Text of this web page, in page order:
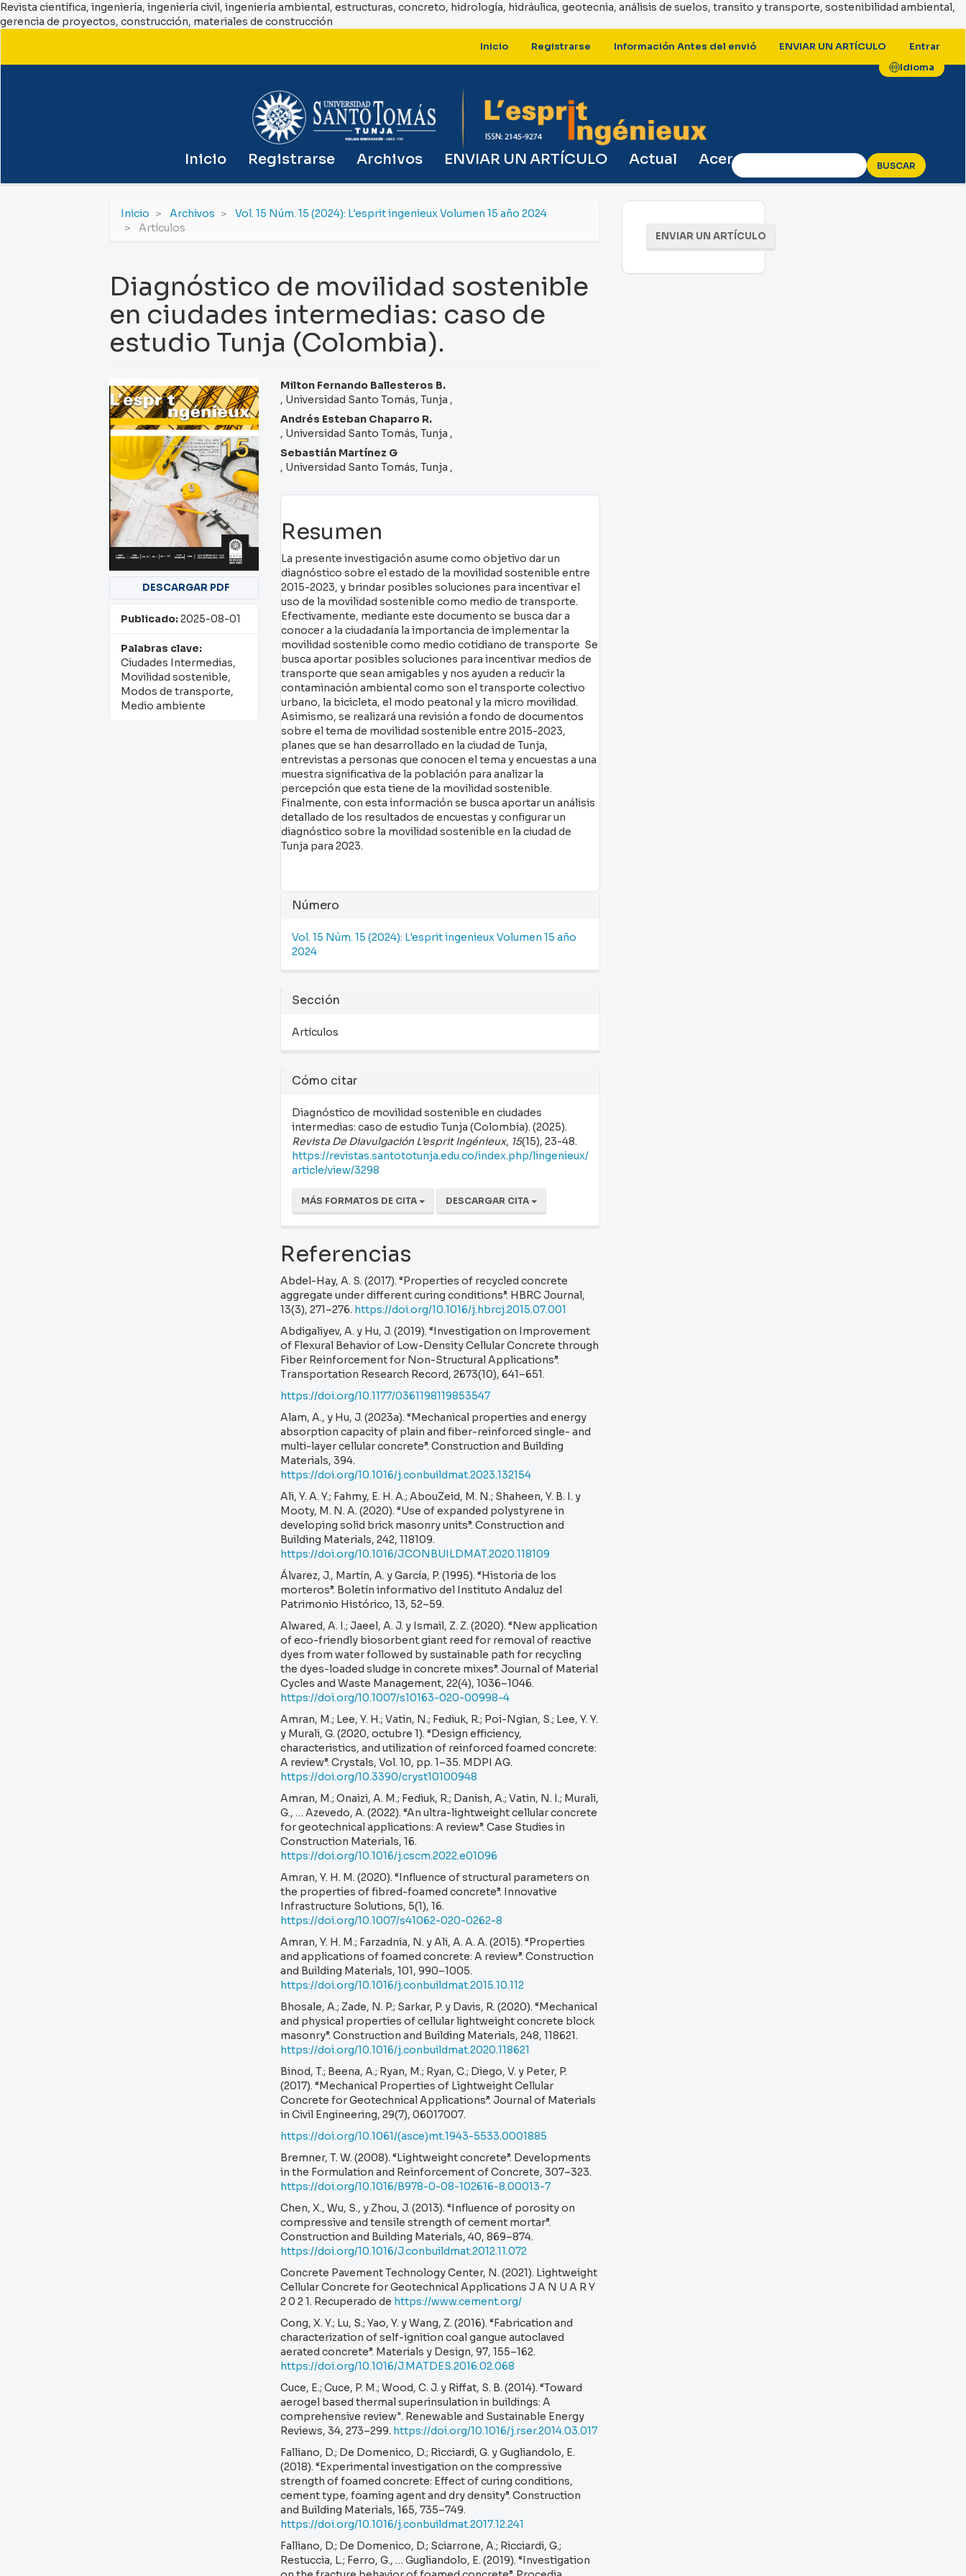
Revista científica, ingeniería, ingeniería civil, ingeniería ambiental, estructuras, concreto, hidrología, hidráulica, geotecnia, análisis de suelos, transito y transporte, sostenibilidad ambiental,
gerencia de proyectos, construcción, materiales de construcción
Contenido
Inicio Registrarse Información Antes del envió ENVIAR UN ARTÍCULO Entrar
Inicio Registrarse Archivos ENVIAR UN ARTÍCULO Actual Acerca de BUSCAR
Inicio Archivos
Vol. 15 Núm. 15 (2024): L'esprit ingenieux Volumen 15 año 2024
Artículos
Diagnóstico de movilidad sostenible
en ciudades intermedias: caso de
estudio Tunja (Colombia).
Barra
lateral
del
artículo
DESCARGAR PDF
Publicado:2025-08-01
Palabras clave:
Ciudades Intermedias,
Movilidad sostenible,
Modos de transporte,
Medio ambiente
Contenido
principal
del
artículo
Milton Fernando Ballesteros B.
, Universidad Santo Tomás, Tunja ,
Andrés Esteban Chaparro R.
, Universidad Santo Tomás, Tunja ,
Sebastián Martínez G
, Universidad Santo Tomás, Tunja ,
Resumen
La presente investigación asume como objetivo dar un
diagnóstico sobre el estado de la movilidad sostenible entre
2015-2023, y brindar posibles soluciones para incentivar el
uso de la movilidad sostenible como medio de transporte.
Efectivamente, mediante este documento se busca dar a
conocer a la ciudadanía la importancia de implementar la
movilidad sostenible como medio cotidiano de transporte Se
busca aportar posibles soluciones para incentivar medios de
transporte que sean amigables y nos ayuden a reducir la
contaminación ambiental como son el transporte colectivo
urbano, la bicicleta, el modo peatonal y la micro movilidad.
Asimismo, se realizará una revisión a fondo de documentos
sobre el tema de movilidad sostenible entre 2015-2023,
planes que se han desarrollado en la ciudad de Tunja,
entrevistas a personas que conocen el tema y encuestas a una
muestra significativa de la población para analizar la
percepción que esta tiene de la movilidad sostenible.
Finalmente, con esta información se busca aportar un análisis
detallado de los resultados de encuestas y configurar un
diagnóstico sobre la movilidad sostenible en la ciudad de
Tunja para 2023.
Detalles
del
artículo
Número
Vol. 15 Núm. 15 (2024): L'esprit ingenieux Volumen 15 año
2024
Sección
Artículos
Cómo citar
Diagnóstico de movilidad sostenible en ciudades
intermedias: caso de estudio Tunja (Colombia). (2025).
Revista De Diavulgación L’esprit Ingénieux, 15(15), 23-48.
https://revistas.santototunja.edu.co/index.php/lingenieux/
article/view/3298
MÁS FORMATOS DE CITA DESCARGAR CITA
Referencias
Abdel-Hay, A. S. (2017). “Properties of recycled concrete
aggregate under different curing conditions”. HBRC Journal,
13(3), 271–276. https://doi.org/10.1016/j.hbrcj.2015.07.001
Abdigaliyev, A. y Hu, J. (2019). “Investigation on Improvement
of Flexural Behavior of Low-Density Cellular Concrete through
Fiber Reinforcement for Non-Structural Applications”.
Transportation Research Record, 2673(10), 641–651.
https://doi.org/10.1177/0361198119853547
Alam, A., y Hu, J. (2023a). “Mechanical properties and energy
absorption capacity of plain and fiber-reinforced single- and
multi-layer cellular concrete”. Construction and Building
Materials, 394.
https://doi.org/10.1016/j.conbuildmat.2023.132154
Ali, Y. A. Y.; Fahmy, E. H. A.; AbouZeid, M. N.; Shaheen, Y. B. I. y
Mooty, M. N. A. (2020). “Use of expanded polystyrene in
developing solid brick masonry units”. Construction and
Building Materials, 242, 118109.
https://doi.org/10.1016/J.CONBUILDMAT.2020.118109
Álvarez, J., Martín, A. y García, P. (1995). “Historia de los
morteros”. Boletín informativo del Instituto Andaluz del
Patrimonio Histórico, 13, 52–59.
Alwared, A. I.; Jaeel, A. J. y Ismail, Z. Z. (2020). “New application
of eco-friendly biosorbent giant reed for removal of reactive
dyes from water followed by sustainable path for recycling
the dyes-loaded sludge in concrete mixes”. Journal of Material
Cycles and Waste Management, 22(4), 1036–1046.
https://doi.org/10.1007/s10163-020-00998-4
Amran, M.; Lee, Y. H.; Vatin, N.; Fediuk, R.; Poi-Ngian, S.; Lee, Y. Y.
y Murali, G. (2020, octubre 1). “Design efficiency,
characteristics, and utilization of reinforced foamed concrete:
A review”. Crystals, Vol. 10, pp. 1–35. MDPI AG.
https://doi.org/10.3390/cryst10100948
Amran, M.; Onaizi, A. M.; Fediuk, R.; Danish, A.; Vatin, N. I.; Murali,
G., … Azevedo, A. (2022). “An ultra-lightweight cellular concrete
for geotechnical applications: A review”. Case Studies in
Construction Materials, 16.
https://doi.org/10.1016/j.cscm.2022.e01096
Amran, Y. H. M. (2020). “Influence of structural parameters on
the properties of fibred-foamed concrete”. Innovative
Infrastructure Solutions, 5(1), 16.
https://doi.org/10.1007/s41062-020-0262-8
Amran, Y. H. M.; Farzadnia, N. y Ali, A. A. A. (2015). “Properties
and applications of foamed concrete: A review”. Construction
and Building Materials, 101, 990–1005.
https://doi.org/10.1016/j.conbuildmat.2015.10.112
Bhosale, A.; Zade, N. P.; Sarkar, P. y Davis, R. (2020). “Mechanical
and physical properties of cellular lightweight concrete block
masonry”. Construction and Building Materials, 248, 118621.
https://doi.org/10.1016/j.conbuildmat.2020.118621
Binod, T.; Beena, A.; Ryan, M.; Ryan, C.; Diego, V. y Peter, P.
(2017). “Mechanical Properties of Lightweight Cellular
Concrete for Geotechnical Applications”. Journal of Materials
in Civil Engineering, 29(7), 06017007.
https://doi.org/10.1061/(asce)mt.1943-5533.0001885
Bremner, T. W. (2008). “Lightweight concrete”. Developments
in the Formulation and Reinforcement of Concrete, 307–323.
https://doi.org/10.1016/B978-0-08-102616-8.00013-7
Chen, X., Wu, S., y Zhou, J. (2013). “Influence of porosity on
compressive and tensile strength of cement mortar”.
Construction and Building Materials, 40, 869–874.
https://doi.org/10.1016/J.conbuildmat.2012.11.072
Concrete Pavement Technology Center, N. (2021). Lightweight
Cellular Concrete for Geotechnical Applications J A N U A R Y
2 0 2 1. Recuperado de https://www.cement.org/
Cong, X. Y.; Lu, S.; Yao, Y. y Wang, Z. (2016). “Fabrication and
characterization of self-ignition coal gangue autoclaved
aerated concrete”. Materials y Design, 97, 155–162.
https://doi.org/10.1016/J.MATDES.2016.02.068
Cuce, E.; Cuce, P. M.; Wood, C. J. y Riffat, S. B. (2014). “Toward
aerogel based thermal superinsulation in buildings: A
comprehensive review". Renewable and Sustainable Energy
Reviews, 34, 273–299. https://doi.org/10.1016/j.rser.2014.03.017
Falliano, D.; De Domenico, D.; Ricciardi, G. y Gugliandolo, E.
(2018). “Experimental investigation on the compressive
strength of foamed concrete: Effect of curing conditions,
cement type, foaming agent and dry density”. Construction
and Building Materials, 165, 735–749.
https://doi.org/10.1016/j.conbuildmat.2017.12.241
Falliano, D.; De Domenico, D.; Sciarrone, A.; Ricciardi, G.;
Restuccia, L.; Ferro, G., … Gugliandolo, E. (2019). “Investigation
Enviar
un
artículo
ENVIAR UN ARTÍCULO
Idioma